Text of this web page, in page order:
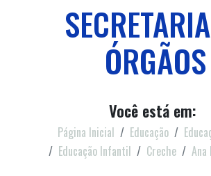
ÓRGÃOS
Você está em:
Página Inicial Educação
Educação Infantil
Creche